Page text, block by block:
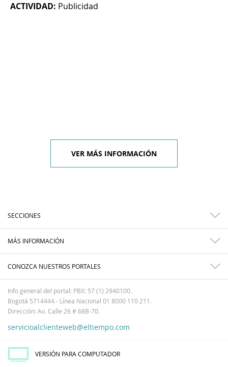
ACTIVIDAD: Publicidad
VER MÁS INFORMACIÓN
SECCIONES
MÁS INFORMACIÓN
CONOZCA NUESTROS PORTALES
Info general del portal: PBX: 57 (1) 2940100.
Bogotá 5714444 - Línea Nacional 01 8000 110 211.
Dirección: Av. Calle 26 # 68B-70.
servicioalclienteweb@eltiempo.com
VERSIÓN PARA COMPUTADOR